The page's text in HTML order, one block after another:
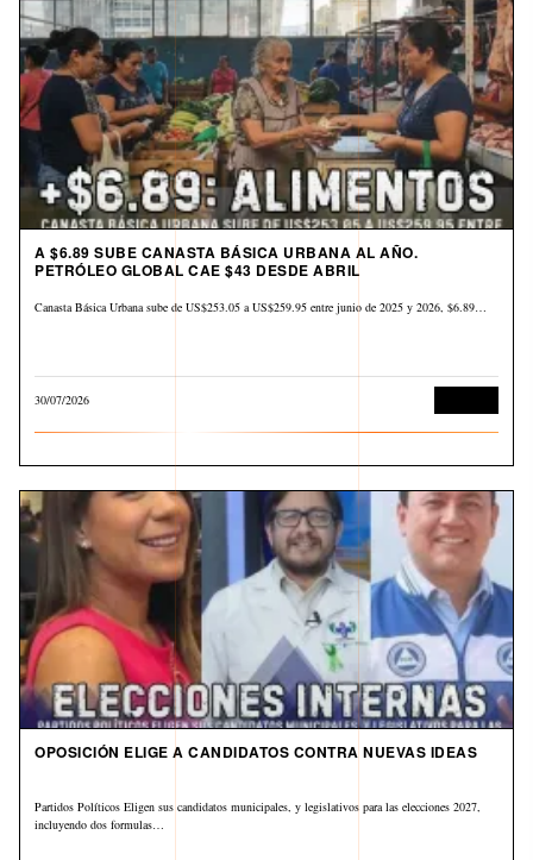
A $6.89 SUBE CANASTA BÁSICA URBANA AL AÑO.
PETRÓLEO GLOBAL CAE $43 DESDE ABRIL
Canasta Básica Urbana sube de US$253.05 a US$259.95 entre junio de 2025 y 2026, $6.89…
30/07/2026
OPOSICIÓN ELIGE A CANDIDATOS CONTRA NUEVAS IDEAS
Partidos Políticos Eligen sus candidatos municipales, y legislativos para las elecciones 2027,
incluyendo dos formulas…